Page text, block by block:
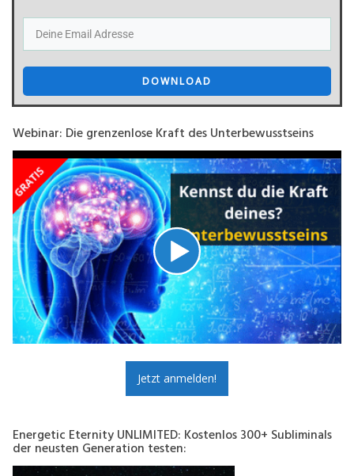
DOWNLOAD
Webinar: Die grenzenlose Kraft des Unterbewusstseins
Jetzt anmelden!
Energetic Eternity UNLIMITED: Kostenlos 300+ Subliminals
der neusten Generation testen: